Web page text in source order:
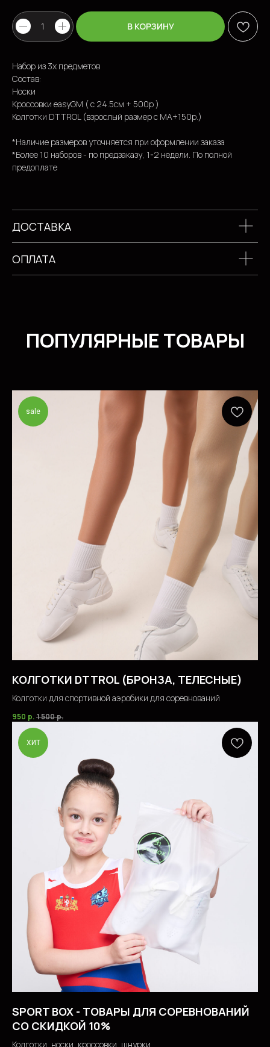
В КОРЗИНУ
Набор из 3х предметов
Состав:
Носки
Кроссовки easyGM ( с 24.5см + 500р )
Колготки DTTROL (взрослый размер с MA+150р.)
*Наличие размеров уточняется при оформлении заказа
*Более 10 наборов - по предзаказу, 1-2 недели. По полной
предоплате
ДОСТАВКА
ОПЛАТА
ПОПУЛЯРНЫЕ ТОВАРЫ
sale
КОЛГОТКИ DTTROL (БРОНЗА, ТЕЛЕСНЫЕ)
Колготки для спортивной аэробики для соревнований
950 р. 1 500р.
ХИТ
SPORT BOX - ТОВАРЫ ДЛЯ СОРЕВНОВАНИЙ
СО СКИДКОЙ 10%
Колготки, носки, кроссовки, шнурки